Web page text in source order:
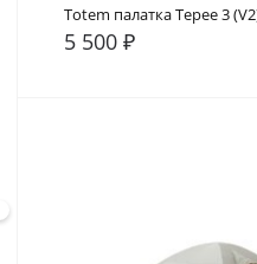
Totem палатка Tepee 3
5 500 ₽
В сравнение